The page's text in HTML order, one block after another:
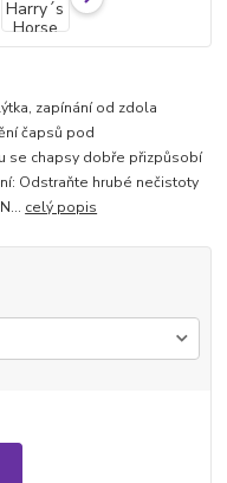
zapínání od zdola
čapsů pod
se chapsy dobře přizpůsobí
Odstraňte hrubé nečistoty
celý popis